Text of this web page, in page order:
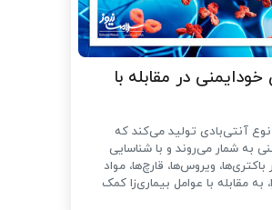
در مقابله با
نوع آنتی‌بادی تولید می‌کند که
به شمار می‌روند و با شناسایی
ویروس‌ها، قارچ‌ها، مواد
به مقابله با عوامل بیماری‌زا کمک